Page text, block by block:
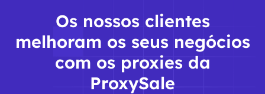
Os nossos clientes
melhoram os seus negócios
com os proxies da
ProxySale